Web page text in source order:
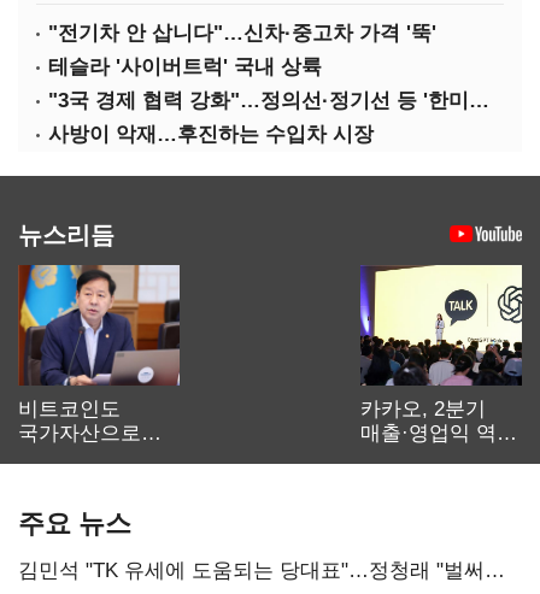
"전기차 안 삽니다"…신차·중고차 가격 '뚝'
테슬라 '사이버트럭' 국내 상륙
"3국 경제 협력 강화"…정의선·정기선 등 '한미일 경제대화' 참석
사방이 악재…후진하는 수입차 시장
뉴스리듬
비트코인도
국가자산으로…'
카카오, 2분기
매출·영업익 역대
주요 뉴스
김민석 "TK 유세에 도움되는 당대표"…정청래 "벌써